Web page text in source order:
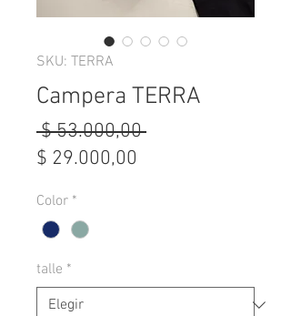
SKU: TERRA
Campera TERRA
$ 53.000,00 Precio
$ 29.000,00
Color *
talle *